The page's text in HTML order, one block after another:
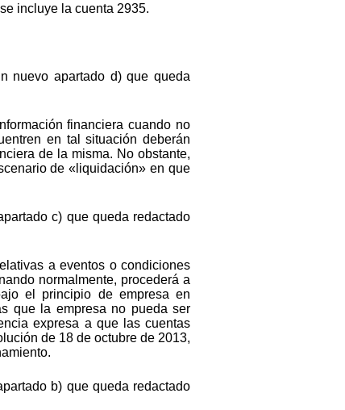
incluye la cuenta 2935.
nuevo apartado d) que queda
financiera cuando no
en tal situación deberán
de la misma. No obstante,
de «liquidación» en que
c) que queda redactado
a eventos o condiciones
normalmente, procederá a
el principio de empresa en
que la empresa no pueda ser
expresa a que las cuentas
de 18 de octubre de 2013,
b) que queda redactado